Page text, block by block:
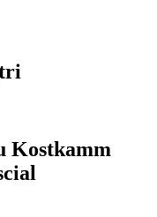
Kostkamm